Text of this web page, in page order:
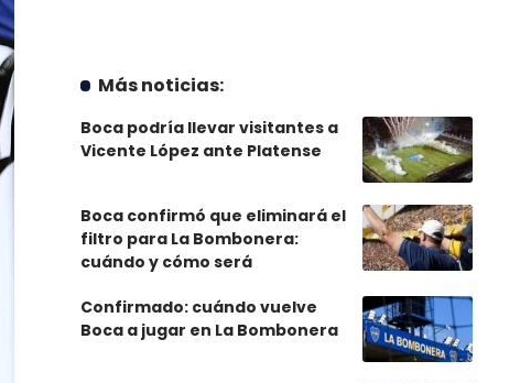
Más noticias:
Boca podría llevar visitantes a
Vicente López ante Platense
Boca confirmó que eliminará el
filtro para La Bombonera:
cuándo y cómo será
Confirmado: cuándo vuelve
Boca a jugar en La Bombonera